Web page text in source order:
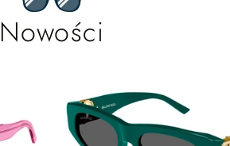
Nowości